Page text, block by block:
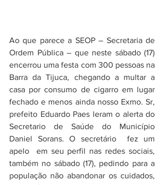
Ao que parece a SEOP – Secretaria de
Ordem Pública – que neste sábado (17)
encerrou uma festa com 300 pessoas na
Barra da Tijuca, chegando a multar a
casa por consumo de cigarro em lugar
fechado e menos ainda nosso Exmo. Sr,
prefeito Eduardo Paes leram o alerta do
Secretario de Saúde do Município
Daniel Sorans. O secretário  fez um
apelo  em seu perfil nas redes sociais,
também no sábado (17), pedindo para a
população não abandonar os cuidados,